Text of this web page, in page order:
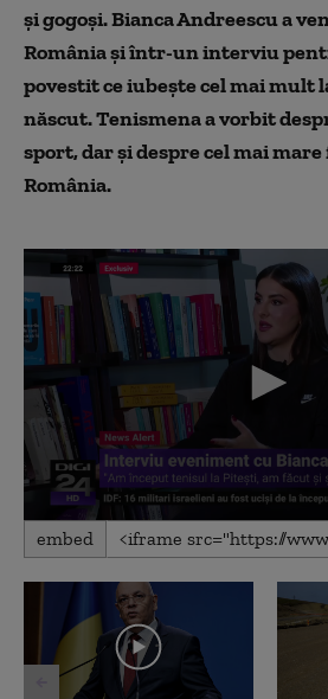
și gogoși. Bianca Andreescu a
România și într-un interviu
povestit ce iubește cel mai mult
născut. Tenismena a vorbit
sport, dar și despre cel mai mare
România.
0
seconds
32
minutes,
second
embed